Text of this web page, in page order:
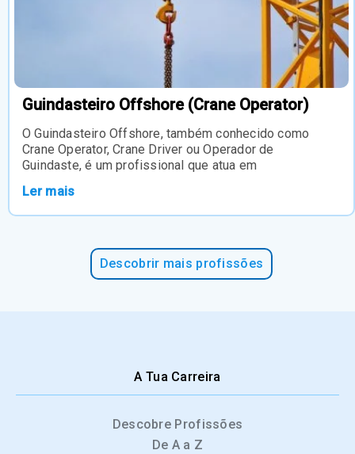
Guindasteiro Offshore (Crane Operator)
O Guindasteiro Offshore, também conhecido como
Crane Operator, Crane Driver ou Operador de
Guindaste, é um profissional que atua em
Ler mais
Descobrir mais profissões
A Tua Carreira
Descobre Profissões
De A a Z